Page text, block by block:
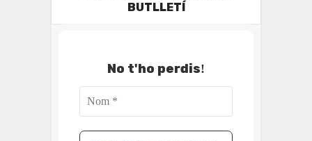
BUTLLETÍ
No t'ho perdis!